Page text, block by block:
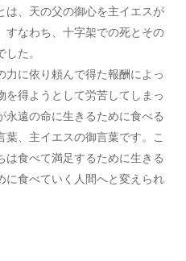
、天の父の御心を主イエスが
すなわち、十字架での死とその
た。
に依り頼んで得た報酬によっ
得ようとして労苦してしまっ
遠の命に生きるために食べる
、主イエスの御言葉です。こ
食べて満足するために生きる
に食べていく人間へと変えられ